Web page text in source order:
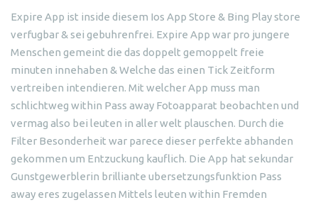
Expire App ist inside diesem Ios App Store & Bing Play store
verfugbar & sei gebuhrenfrei. Expire App war pro jungere
Menschen gemeint die das doppelt gemoppelt freie
minuten innehaben & Welche das einen Tick Zeitform
vertreiben intendieren. Mit welcher App muss man
schlichtweg within Pass away Fotoapparat beobachten und
vermag also bei leuten in aller welt plauschen. Durch die
Filter Besonderheit war parece dieser perfekte abhanden
gekommen um Entzuckung kauflich. Die App hat sekundar
Gunstgewerblerin brilliante ubersetzungsfunktion Pass
away eres zugelassen Mittels leuten within Fremden